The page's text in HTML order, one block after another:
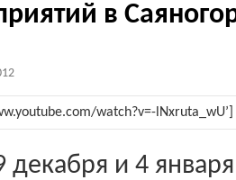
в
watch?v=-lNxruta_wU’]
декабря и 4